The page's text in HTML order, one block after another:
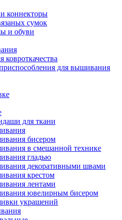
коннекторы
сумок
и обуви
для вышивания
для ткани
бисером
в смешанной технике
гладью
декоративными швами
крестом
лентами
ювелирным бисером
украшений